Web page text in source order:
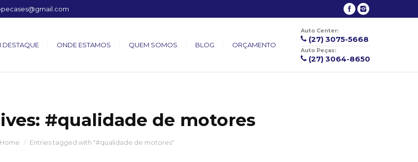
DESTAQUE ONDE ESTAMOS QUEM SOMOS BLOG ORÇAMENTO
Auto Center:
(27) 3075-5668
Auto Peças:
(27) 3064-8650
#qualidade de motores
Home Entries tagged with "#qualidade de motores"